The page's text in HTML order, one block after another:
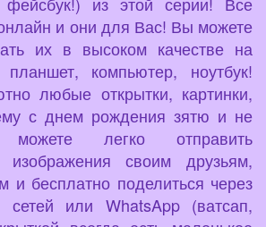
и они для Вас! Вы можете
их в высоком качестве на
компьютер, ноутбук!
любые открытки, картинки,
с днем рождения зятю и не
легко отправить
изображения своим друзьям,
и бесплатно поделиться через
или WhatsApp (ватсап,